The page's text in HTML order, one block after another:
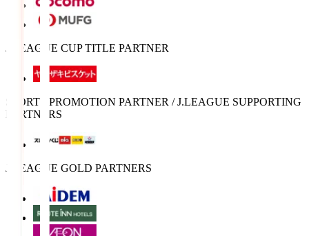
J.LEAGUE CUP TITLE PARTNER
SPORTS PROMOTION PARTNER / J.LEAGUE SUPPORTING
PARTNERS
J.LEAGUE GOLD PARTNERS